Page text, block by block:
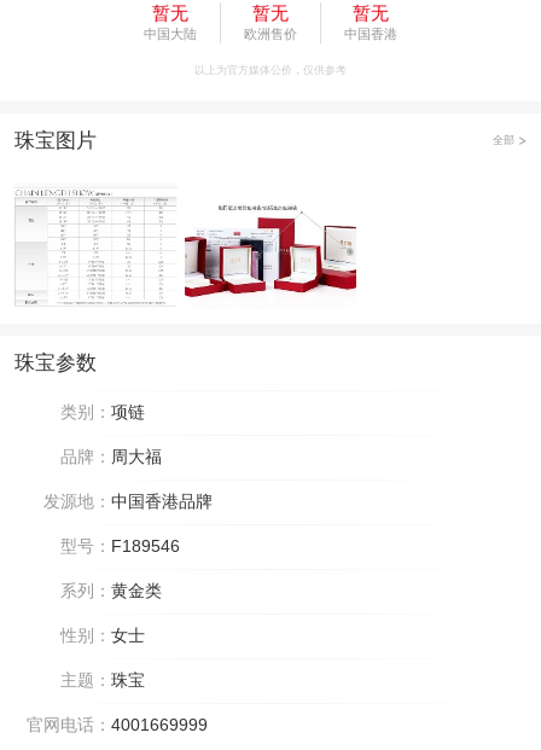
暂无
中国大陆
暂无
欧洲售价
暂无
中国香港
以上为官方媒体公价，仅供参考
珠宝图片 全部
珠宝参数
类别： 项链
品牌： 周大福
发源地： 中国香港品牌
型号： F189546
系列： 黄金类
性别： 女士
主题： 珠宝
官网电话： 4001669999